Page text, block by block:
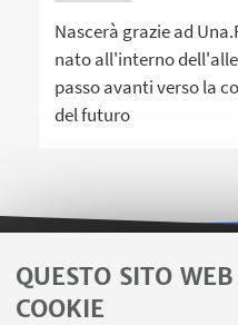
QUESTO SITO
COOKIE
Nascerà grazie ad
nato all'interno
passo avanti verso la
del futuro